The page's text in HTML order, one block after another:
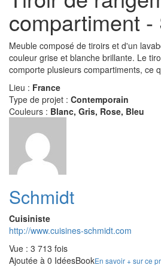
compartiment -
Meuble composé de tiroirs et d'un
couleur grise et blanche brillante. Le
comporte plusieurs compartiments, ce
Lieu : France
Type de projet : Contemporain
Couleurs : Blanc, Gris, Rose, Bleu
Schmidt
Cuisiniste
http://www.cuisines-schmidt.com
Vue : 3 713 fois
Ajoutée à 0 IdéesBookEn savoir + sur ce